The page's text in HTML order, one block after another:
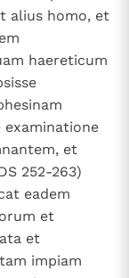
alius homo, et
haereticum
examinatione
et
252-263)
eadem
et
et
impiam